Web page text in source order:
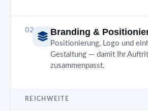
02 Branding &
Positionierung, Logo und
Gestaltung — damit Ihr
zusammenpasst.
REICHWEITE